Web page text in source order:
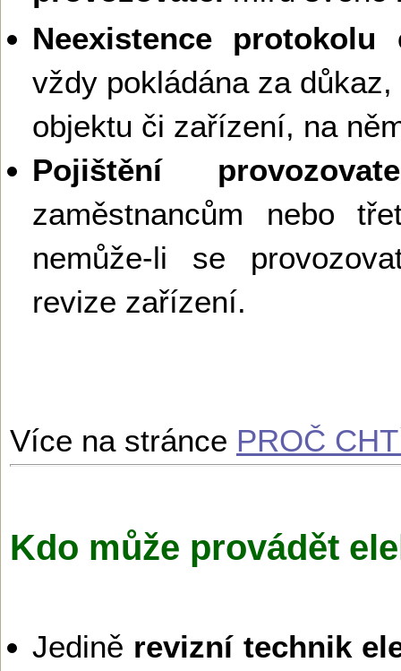
Neexistence protokolu
vždy pokládána za
objektu či zařízení, na
Pojištění
zaměstnancům nebo
nemůže-li se
revize zařízení.
Více na stránce PROČ
Kdo může provádět
Jedině revizní technik